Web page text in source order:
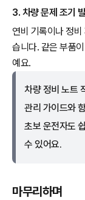
3. 차량 문제 조기
연비 기록이나 정
습니다. 같은 부품
예요.
차량 정비 노트
관리 가이드와
초보 운전자도
수 있어요.
마무리하며